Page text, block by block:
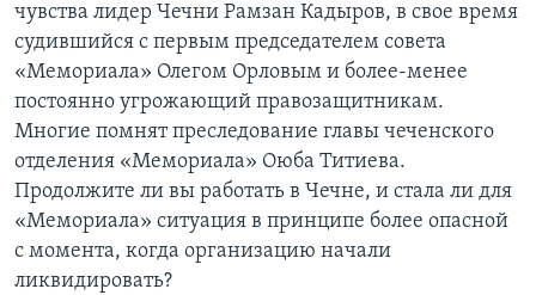
чувства лидер Чечни Рамзан Кадыров, в свое время
судившийся с первым председателем совета
«Мемориала» Олегом Орловым и более-менее
постоянно угрожающий правозащитникам.
Многие помнят преследование главы чеченского
отделения «Мемориала» Оюба Титиева.
Продолжите ли вы работать в Чечне, и стала ли для
«Мемориала» ситуация в принципе более опасной
с момента, когда организацию начали
ликвидировать?